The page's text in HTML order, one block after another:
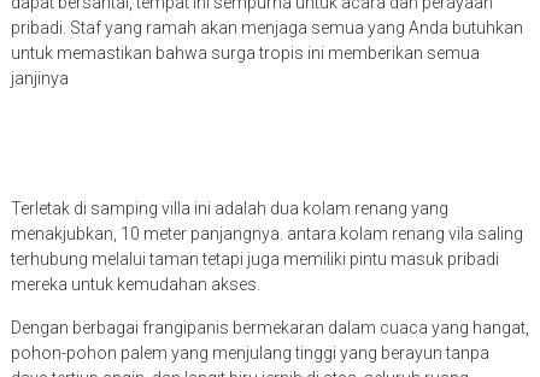
pribadi. Staf yang ramah akan menjaga semua yang Anda butuhkan
untuk memastikan bahwa surga tropis ini memberikan semua
janjinya
Terletak di samping villa ini adalah dua kolam renang yang
menakjubkan, 10 meter panjangnya. antara kolam renang vila saling
terhubung melalui taman tetapi juga memiliki pintu masuk pribadi
mereka untuk kemudahan akses.
Dengan berbagai frangipanis bermekaran dalam cuaca yang hangat,
pohon-pohon palem yang menjulang tinggi yang berayun tanpa